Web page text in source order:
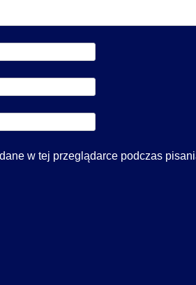
w tej przeglądarce podczas